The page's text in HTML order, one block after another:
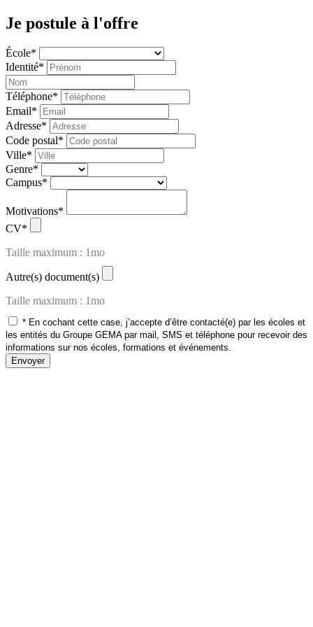
Je postule à l'offre
École*
Identité*
Téléphone*
Email*
Adresse*
Code postal*
Ville*
Genre*
Campus*
Motivations*
CV*
Taille maximum : 1mo
Autre(s) document(s)
Taille maximum : 1mo
* En cochant cette case, j’accepte d’être contacté(e) par les écoles et
les entités du Groupe GEMA par mail, SMS et téléphone pour recevoir des
informations sur nos écoles, formations et événements.
Envoyer